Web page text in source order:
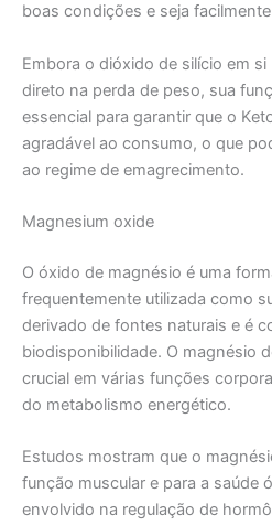
boas condições e seja
Embora o dióxido de silício em
direto na perda de peso, sua
essencial para garantir que o
agradável ao consumo, o que
ao regime de emagrecimento.
Magnesium oxide
O óxido de magnésio é uma
frequentemente utilizada como
derivado de fontes naturais e é
biodisponibilidade. O magnésio
crucial em várias funções
do metabolismo energético.
Estudos mostram que o
função muscular e para a saúde
envolvido na regulação de